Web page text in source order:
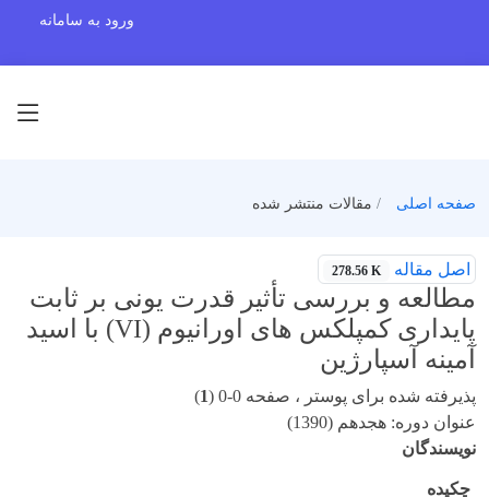
ورود به سامانه
صفحه اصلی مقالات منتشر شده
اصل مقاله 278.56 K
مطالعه و بررسی تأثیر قدرت یونی بر ثابت
پایداری کمپلکس های اورانیوم (VI) با اسید
آمینه آسپارژین
پذیرفته شده برای پوستر ، صفحه 0-0 ( 1
)
عنوان دوره: هجدهم (1390)
نویسندگان
چکیده